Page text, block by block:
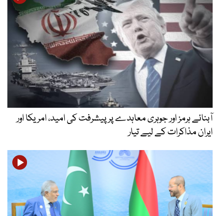
آبنائے ہرمز اور جوہری معاہدے پر پیشرفت کی امید، امریکا اور
ایران مذاکرات کے لیے تیار